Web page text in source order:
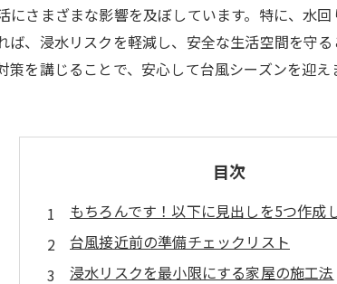
さまざまな影響を及ぼしています。特に、水
ば、浸水リスクを軽減し、安全な生活空間を守
を講じることで、安心して台風シーズンを迎え
目次
もちろんです！以下に見出しを5つ作成
台風接近前の準備チェックリスト
浸水リスクを最小限にする家屋の施工法